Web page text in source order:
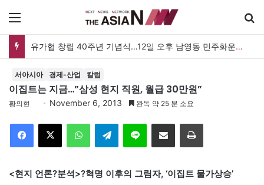
유가협 창립 40주년 기념식…12일 오후 남영동 민주화운동기념관
서아시아 경제-산업 칼럼
이집트는 지금…”삼성 현지 직원, 월급 30만원”
황의현 November 6, 2013 완독 약 25 분 소요
Telegram 이메일
<현지 언론?분석>?혁명 이후의 그림자, ‘이집트 물가상승’